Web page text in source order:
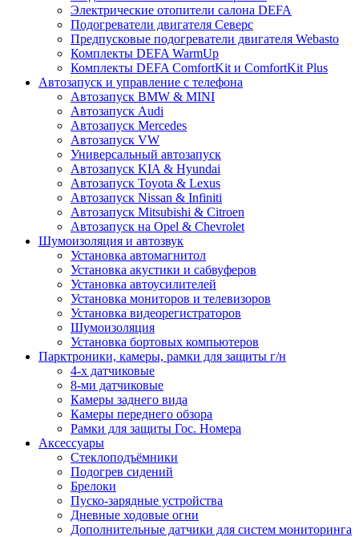
Электрические отопители салона DEFA
Подогреватели двигателя Северс
Предпусковые подогреватели двигателя Webasto
Комплекты DEFA WarmUp
Комплекты DEFA ComfortKit и ComfortKit Plus
Автозапуск и управление с телефона
Автозапуск BMW & MINI
Автозапуск Audi
Автозапуск Mercedes
Автозапуск VW
Универсальный автозапуск
Автозапуск KIA & Hyundai
Автозапуск Toyota & Lexus
Автозапуск Nissan & Infiniti
Автозапуск Mitsubishi & Citroen
Автозапуск на Opel & Chevrolet
Шумоизоляция и автозвук
Установка автомагнитол
Установка акустики и сабвуферов
Установка автоусилителей
Установка мониторов и телевизоров
Установка видеорегистраторов
Шумоизоляция
Установка бортовых компьютеров
Парктроники, камеры, рамки для защиты г/н
4-х датчиковые
8-ми датчиковые
Камеры заднего вида
Камеры переднего обзора
Рамки для защиты Гос. Номера
Аксессуары
Стеклоподъёмники
Подогрев сидений
Брелоки
Пуско-зарядные устройства
Дневные ходовые огни
Дополнительные датчики для систем мониторинга